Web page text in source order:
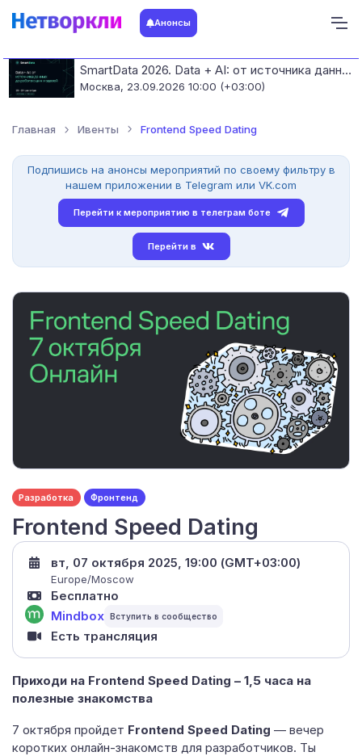
Анонсы
SmartData 2026. Data + AI: от источника данных до работающих моделей
Москва, 23.09.2026 10:00 (+03:00)
Главная Ивенты Frontend Speed Dating
Подпишись на анонсы мероприятий по своему фильтру в
нашем приложении в Telegram или VK.com
Перейти к мероприятию в телеграм боте
Перейти в
Разработка Фронтенд
Frontend Speed Dating
Приходи на Frontend Speed Dating – 1,5 часа на
полезные знакомства
7 октября пройдет Frontend Speed Dating — вечер
коротких онлайн-знакомств для разработчиков. Ты
вт, 07 октября 2025, 19:00 (GMT+03:00)
Europe/Moscow
Бесплатно
Mindbox
Есть трансляция